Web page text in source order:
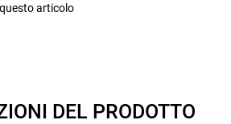
articolo
DEL PRODOTTO